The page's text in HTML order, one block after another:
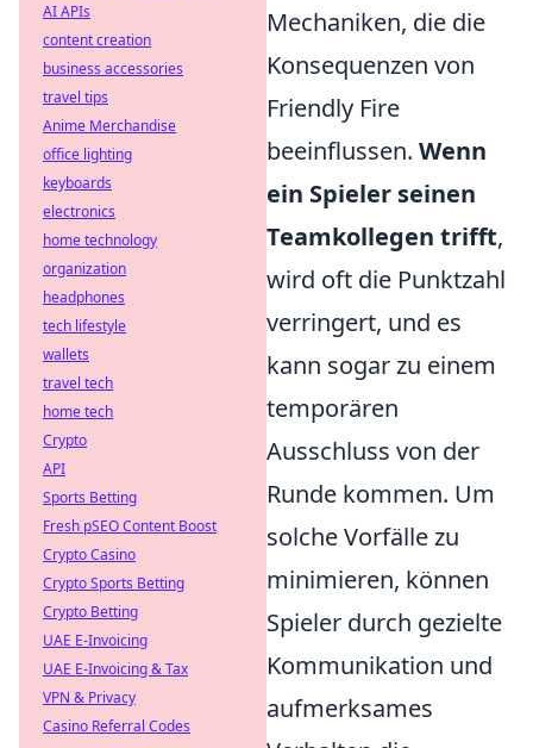
Mechaniken, die die
Konsequenzen von
Friendly Fire
beeinflussen. Wenn
ein Spieler seinen
Teamkollegen trifft,
wird oft die Punktzahl
verringert, und es
kann sogar zu einem
temporären
Ausschluss von der
Runde kommen. Um
solche Vorfälle zu
minimieren, können
Spieler durch gezielte
Kommunikation und
aufmerksames
AI APIs
content creation
business accessories
travel tips
Anime Merchandise
office lighting
keyboards
electronics
home technology
organization
headphones
tech lifestyle
wallets
travel tech
home tech
Crypto
API
Sports Betting
Fresh pSEO Content Boost
Crypto Casino
Crypto Sports Betting
Crypto Betting
UAE E-Invoicing
UAE E-Invoicing & Tax
VPN & Privacy
Casino Referral Codes